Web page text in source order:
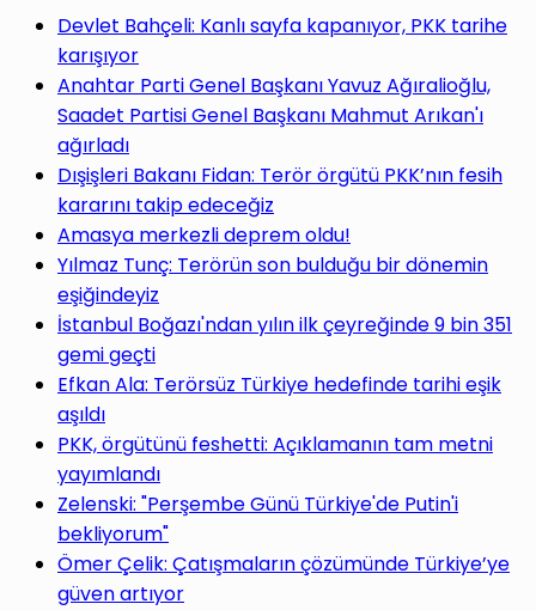
Devlet Bahçeli: Kanlı sayfa kapanıyor, PKK tarihe
karışıyor
Anahtar Parti Genel Başkanı Yavuz Ağıralioğlu,
Saadet Partisi Genel Başkanı Mahmut Arıkan'ı
ağırladı
Dışişleri Bakanı Fidan: Terör örgütü PKK’nın fesih
kararını takip edeceğiz
Amasya merkezli deprem oldu!
Yılmaz Tunç: Terörün son bulduğu bir dönemin
eşiğindeyiz
İstanbul Boğazı'ndan yılın ilk çeyreğinde 9 bin 351
gemi geçti
Efkan Ala: Terörsüz Türkiye hedefinde tarihi eşik
aşıldı
PKK, örgütünü feshetti: Açıklamanın tam metni
yayımlandı
Zelenski: "Perşembe Günü Türkiye'de Putin'i
bekliyorum"
Ömer Çelik: Çatışmaların çözümünde Türkiye’ye
güven artıyor